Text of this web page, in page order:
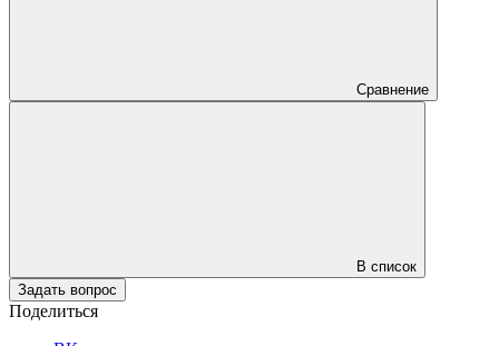
Сравнение
В список
Задать вопрос
Поделиться